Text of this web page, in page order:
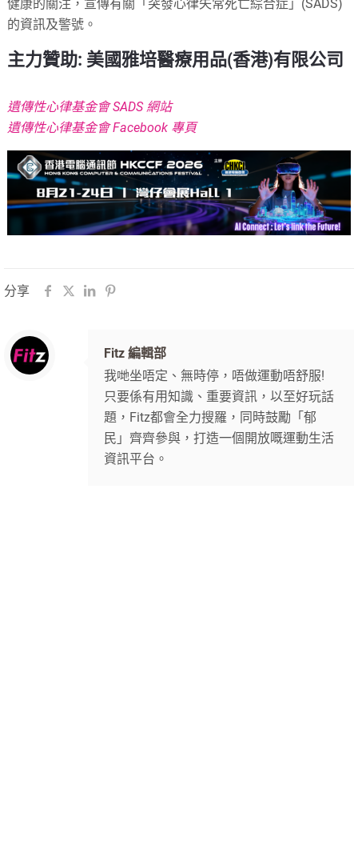
健康的關注，宣傳有關「突發心律失常死亡綜合症」(SADS)
的資訊及警號。
主力贊助: 美國雅培醫療用品(香港)有限公司
遺傳性心律基金會 SADS 網站
遺傳性心律基金會 Facebook 專頁
分享
Fitz 編輯部
我哋坐唔定、無時停，唔做運動唔舒服!
只要係有用知識、重要資訊，以至好玩話
題，Fitz都會全力搜羅，同時鼓勵「郁
民」齊齊參與，打造一個開放嘅運動生活
資訊平台。